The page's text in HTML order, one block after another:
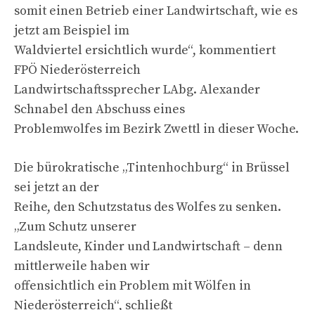
somit einen Betrieb einer Landwirtschaft, wie es
jetzt am Beispiel im
Waldviertel ersichtlich wurde“, kommentiert
FPÖ Niederösterreich
Landwirtschaftssprecher LAbg. Alexander
Schnabel den Abschuss eines
Problemwolfes im Bezirk Zwettl in dieser Woche.
Die bürokratische „Tintenhochburg“ in Brüssel
sei jetzt an der
Reihe, den Schutzstatus des Wolfes zu senken.
„Zum Schutz unserer
Landsleute, Kinder und Landwirtschaft – denn
mittlerweile haben wir
offensichtlich ein Problem mit Wölfen in
Niederösterreich“, schließt